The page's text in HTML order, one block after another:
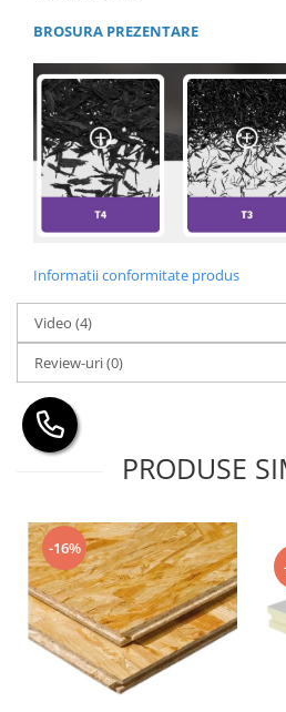
BROSURA PREZENTARE
Informatii conformitate produs
Video (4)
Review-uri(0)
PRODUSE
-16%